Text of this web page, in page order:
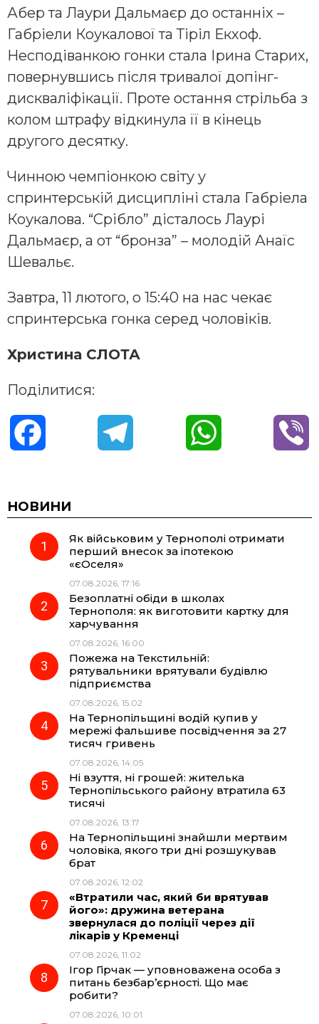
Абер та Лаури Дальмаєр до останніх –
Габріели Коукалової та Тіріл Екхоф.
Несподіванкою гонки стала Ірина Старих,
повернувшись після тривалої допінг-
дискваліфікації. Проте остання стрільба з
колом штрафу відкинула її в кінець
другого десятку.
Чинною чемпіонкою світу у
спринтерській дисципліні стала Габріела
Коукалова. “Срібло” дісталось Лаурі
Дальмаєр, а от “бронза” – молодій Анаїс
Шевальє.
Завтра, 11 лютого, о 15:40 на нас чекає
спринтерська гонка серед чоловіків.
Христина СЛОТА
Поділитися:
c
e
o
k
e
r
a
m
t
A
p
НОВИНИ
Як військовим у Тернополі отримати
перший внесок за іпотекою
«єОселя»
07.08.2026, 17:16
Безоплатні обіди в школах
Тернополя: як виготовити картку для
харчування
07.08.2026, 16:00
Пожежа на Текстильній:
рятувальники врятували будівлю
підприємства
07.08.2026, 15:02
На Тернопільщині водій купив у
мережі фальшиве посвідчення за 27
тисяч гривень
07.08.2026, 14:05
Ні взуття, ні грошей: жителька
Тернопільського району втратила 63
тисячі
07.08.2026, 13:17
На Тернопільщині знайшли мертвим
чоловіка, якого три дні розшукував
брат
07.08.2026, 12:02
«Втратили час, який би врятував
його»: дружина ветерана
звернулася до поліції через дії
лікарів у Кременці
07.08.2026, 11:02
Ігор Гірчак — уповноважена особа з
питань безбар’єрності. Що має
робити?
07.08.2026, 10:01